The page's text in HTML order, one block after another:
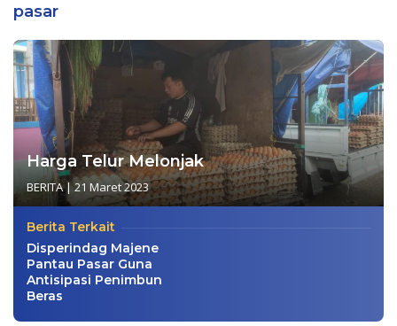
pasar
Harga Telur Melonjak
BERITA|21 Maret 2023
Berita Terkait
Disperindag Majene
Pantau Pasar Guna
Antisipasi Penimbun
Beras